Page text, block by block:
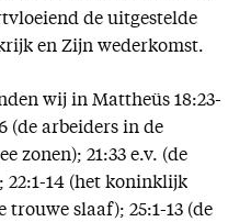
de uitgestelde
en Zijn wederkomst.
wij in Mattheüs 18:23-
(de arbeiders in de
zonen); 21:33 e.v. (de
22:1-14 (het koninklijk
trouwe slaaf); 25:1-13 (de